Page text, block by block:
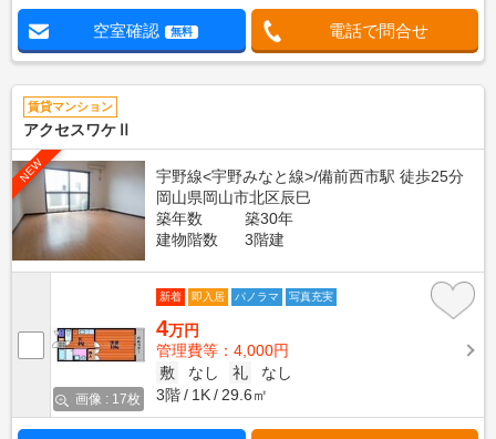
空室確認 無料 電話で問合せ
賃貸マンション
アクセスワケⅡ
NEW
宇野線<宇野みなと線>/備前西市駅 徒歩25分
岡山県岡山市北区辰巳
築年数
築30年
建物階数
3階建
画像 : 17枚
新着 即入居 パノラマ 写真充実
4万円
管理費等：4,000円
敷
なし 礼
なし
3階
1K 29.6㎡